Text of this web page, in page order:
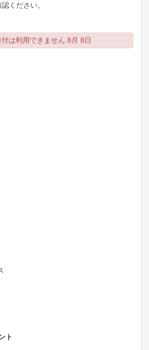
ください。
付は利用できません 8月 8日
ト